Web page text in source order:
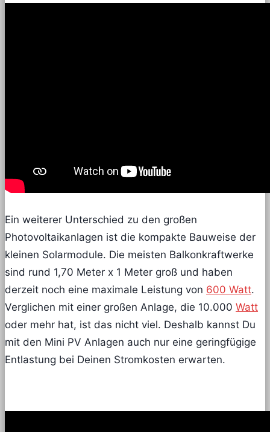
Ein weiterer Unterschied zu den großen
Photovoltaikanlagen ist die kompakte Bauweise der
kleinen Solarmodule. Die meisten Balkonkraftwerke
sind rund 1,70 Meter x 1 Meter groß und haben
derzeit noch eine maximale Leistung von 600 Watt.
Verglichen mit einer großen Anlage, die 10.000 Watt
oder mehr hat, ist das nicht viel. Deshalb kannst Du
mit den Mini PV Anlagen auch nur eine geringfügige
Entlastung bei Deinen Stromkosten erwarten.